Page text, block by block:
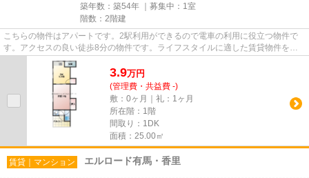
築年数：築54年 ｜募集中： 1室
階数：2階建
こちらの物件はアパートです。2駅利用ができるので電車の利用に役立つ物件で
す。アクセスの良い徒歩8分の物件です。ライフスタイルに適した賃貸物件をお
探しの方は、ぜひ当社にお任せ...
3.9万円
(管理費・共益費 -)
敷：0ヶ月｜礼：1ヶ月
所在階：1階
間取り：1DK
面積：25.00㎡
賃貸｜マンション エルロード有馬・香里